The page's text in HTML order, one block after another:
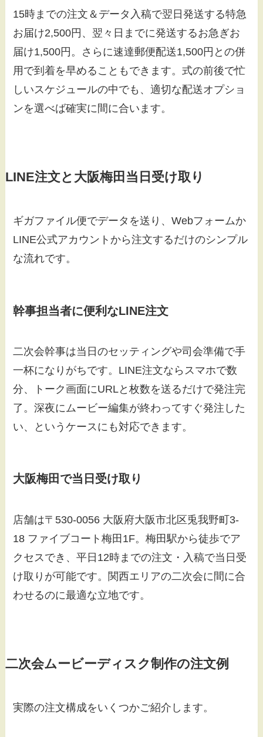
15時までの注文＆データ入稿で翌日発送する特急
お届け2,500円、翌々日までに発送するお急ぎお
届け1,500円。さらに速達郵便配送1,500円との併
用で到着を早めることもできます。式の前後で忙
しいスケジュールの中でも、適切な配送オプショ
ンを選べば確実に間に合います。
LINE注文と大阪梅田当日受け取り
ギガファイル便でデータを送り、Webフォームか
LINE公式アカウントから注文するだけのシンプル
な流れです。
幹事担当者に便利なLINE注文
二次会幹事は当日のセッティングや司会準備で手
一杯になりがちです。LINE注文ならスマホで数
分、トーク画面にURLと枚数を送るだけで発注完
了。深夜にムービー編集が終わってすぐ発注した
い、というケースにも対応できます。
大阪梅田で当日受け取り
店舗は〒530-0056 大阪府大阪市北区兎我野町3-
18 ファイブコート梅田1F。梅田駅から徒歩でア
クセスでき、平日12時までの注文・入稿で当日受
け取りが可能です。関西エリアの二次会に間に合
わせるのに最適な立地です。
二次会ムービーディスク制作の注文例
実際の注文構成をいくつかご紹介します。